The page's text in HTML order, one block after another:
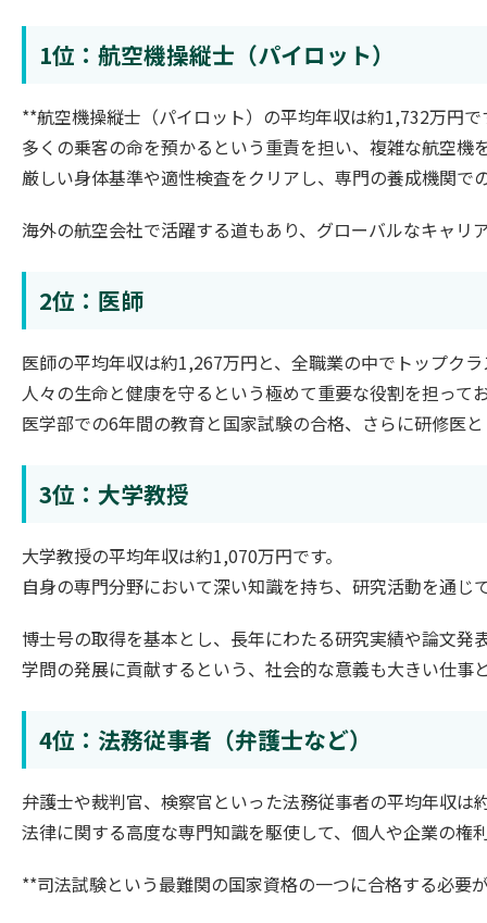
1位：航空機操縦士（パイロット）
**航空機操縦士（パイロット）の平均年収は約1,732万円で
多くの乗客の命を預かるという重責を担い、複雑な航空
厳しい身体基準や適性検査をクリアし、専門の養成機関で
海外の航空会社で活躍する道もあり、グローバルなキャリ
2位：医師
医師の平均年収は約1,267万円と、全職業の中でトップク
人々の生命と健康を守るという極めて重要な役割を担っ
医学部での6年間の教育と国家試験の合格、さらに研修医
3位：大学教授
大学教授の平均年収は約1,070万円です。
自身の専門分野において深い知識を持ち、研究活動を通
博士号の取得を基本とし、長年にわたる研究実績や論文発
学問の発展に貢献するという、社会的な意義も大きい仕事
4位：法務従事者（弁護士など）
弁護士や裁判官、検察官といった法務従事者の平均年収は
法律に関する高度な専門知識を駆使して、個人や企業の
**司法試験という最難関の国家資格の一つに合格する必要